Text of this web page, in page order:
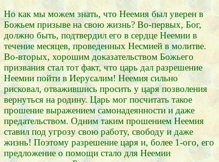
Но как мы можем знать, что Неемия был уверен в
Божьем призыве на свою жизнь? Во-первых, Бог,
должно быть, подтвердил его в сердце Неемии в
течение месяцев, проведенных Несмией в молитве.
Во-вторых, хорошим доказательством Божьего
призвания стал тот факт, что царь дал разрешение
Неемии пойти в Иерусалим! Неемия сильно
рисковал, отважившись просить у царя позволения
вернуться на родину. Царь мог посчитать такое
прошение выражением самонадеянности и даже
предательством. Одним таким прошением Неемия
ставил под угрозу свою работу, свободу и даже
жизнь! Поэтому разрешение царя и, более 1-ого, его
предложение о помощи стало для Неемии